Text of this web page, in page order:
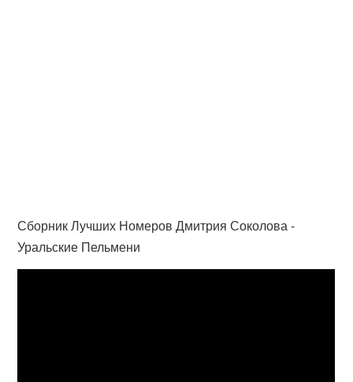
Сборник Лучших Номеров Дмитрия Соколова -
Уральские Пельмени